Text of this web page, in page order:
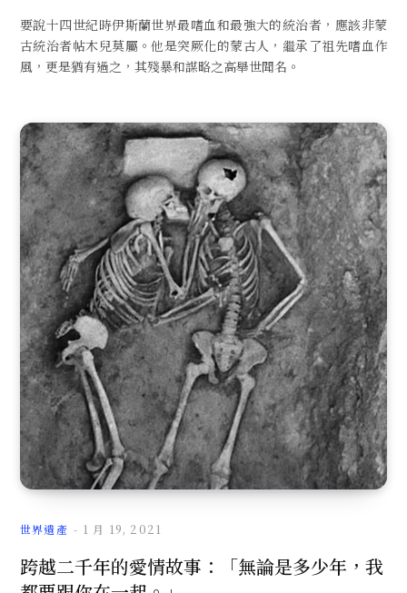
要說十四世紀時伊斯蘭世界最嗜血和最強大的統治者，應該非蒙
古統治者帖木兒莫屬。他是突厥化的蒙古人，繼承了祖先嗜血作
風，更是猶有過之，其殘暴和謀略之高舉世聞名。
世界遺產 1 月 19, 2021
跨越二千年的愛情故事：「無論是多少年，我